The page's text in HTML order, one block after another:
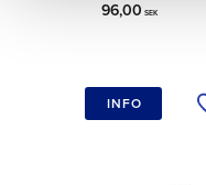
96,00 SEK
INFO